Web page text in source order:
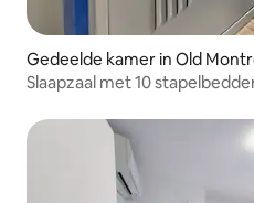
Gedeelde kamer in Old
Slaapzaal met 10